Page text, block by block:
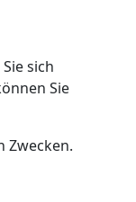
sich
Sie
Zwecken.